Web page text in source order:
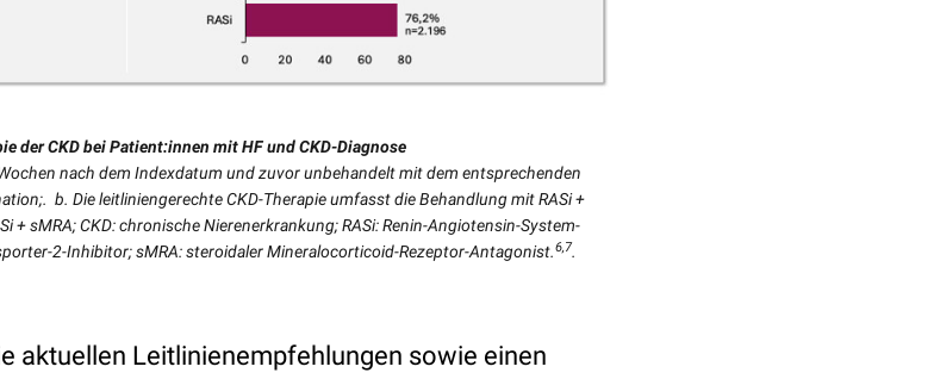
der CKD bei Patient:innen mit HF und CKD-Diagnose
nach dem Indexdatum und zuvor unbehandelt mit dem entsprechenden
b. Die leitliniengerechte CKD-Therapie umfasst die Behandlung mit RASi +
+ sMRA; CKD: chronische Nierenerkrankung; RASi: Renin-Angiotensin-System-
2-Inhibitor; sMRA: steroidaler Mineralocorticoid-Rezeptor-Antagonist.6,7.
aktuellen Leitlinienempfehlungen sowie einen